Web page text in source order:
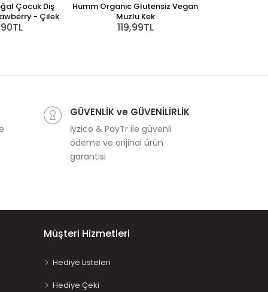
Çocuk Diş
- Çilek
Humm Organic Glutensiz Vegan
Muzlu Kek
119,99TL
GÜVENLİK ve GÜVENİLİRLİK
İyzico & PayTr ile güvenli
ödeme ve orijinal ürün
garantisi
Müşteri Hizmetleri
Hediye Listeleri
Hediye Çeki